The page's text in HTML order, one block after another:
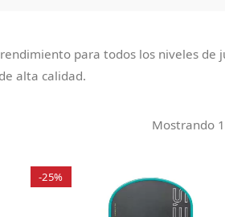
para todos los niveles de
alta calidad.
Mostrando
-25%